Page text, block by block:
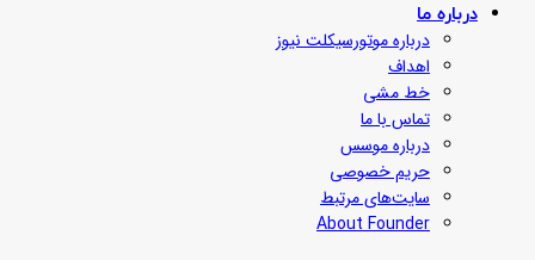
درباره ما
درباره موتورسیکلت نیوز
اهداف
خط مشی
تماس با ما
درباره موسس
حریم خصوصی
سایت‌های مرتبط
About Founder